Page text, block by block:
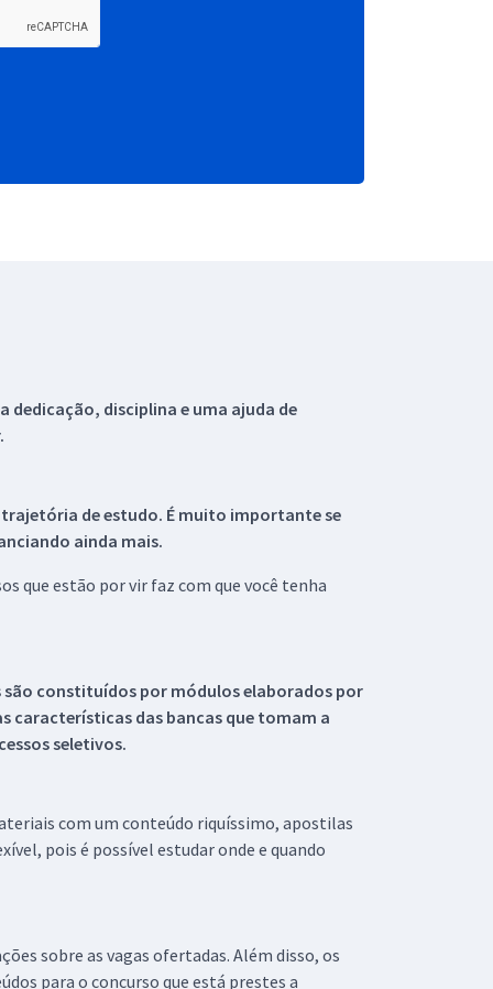
dedicação, disciplina e uma ajuda de
de estudo. É muito importante se
ainda mais.
que estão por vir faz com que você tenha
são constituídos por módulos elaborados por
características das bancas que tomam a
seletivos.
com um conteúdo riquíssimo, apostilas
pois é possível estudar onde e quando
sobre as vagas ofertadas. Além disso, os
para o concurso que está prestes a